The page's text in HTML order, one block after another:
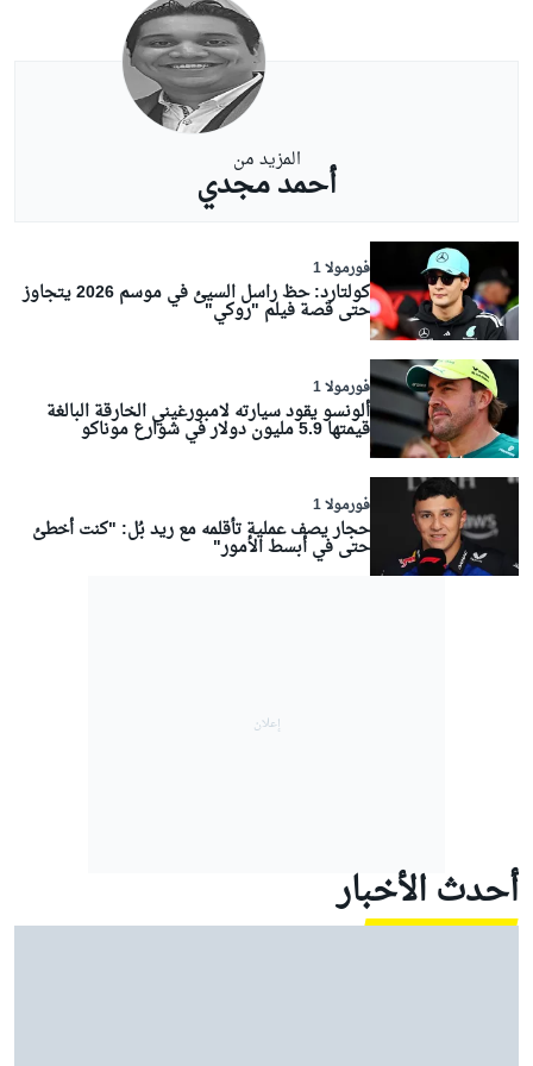
المزيد من
أحمد مجدي
فورمولا 1
كولتارد: حظ راسل السيئ في موسم 2026 يتجاوز
حتى قصة فيلم "روكي"
فورمولا 1
ألونسو يقود سيارته لامبورغيني الخارقة البالغة
قيمتها 5.9 مليون دولار في شوارع موناكو
فورمولا 1
حجار يصف عملية تأقلمه مع ريد بُل: "كنت أخطئ
حتى في أبسط الأمور"
أحدث الأخبار